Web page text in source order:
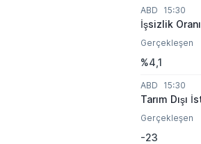
ABD 15:30
İşsizlik
Gerçekleşen
%4,1
ABD 15:30
Tarım Dışı
Gerçekleşen
-23